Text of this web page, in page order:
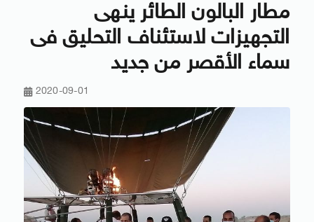
مطار البالون الطائر ينهى
التجهيزات لاستئناف التحليق فى
سماء الأقصر من جديد
2020-09-01